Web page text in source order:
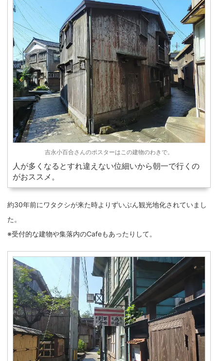
吉永小百合さんのポスターはこの建物のわきで。
人が多くなるとすれ違えない位細いから朝一で行くの
がおススメ。
約30年前にワタクシが来た時よりずいぶん観光地化されていまし
た。
※受付的な建物や集落内のCafeもあったりして。